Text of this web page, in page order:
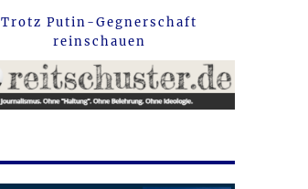
Trotz Putin-Gegnerschaft
reinschauen